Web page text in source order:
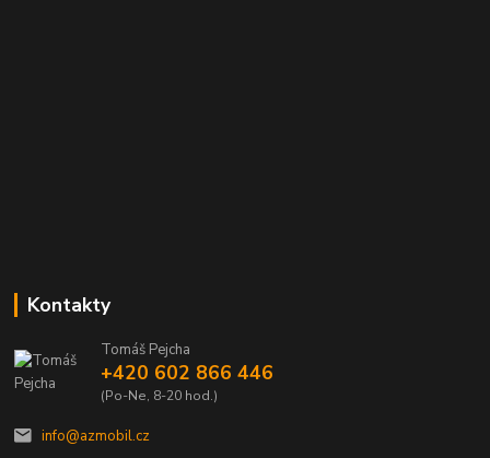
Kontakty
Tomáš Pejcha
+420 602 866 446
(Po-Ne, 8-20 hod.)
info@azmobil.cz